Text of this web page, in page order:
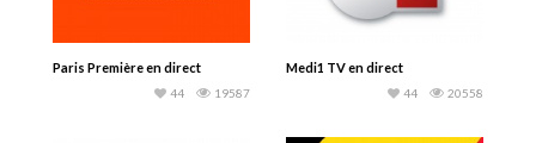
Paris Première en direct
19587
44
Medi1 TV en direct
20558
44